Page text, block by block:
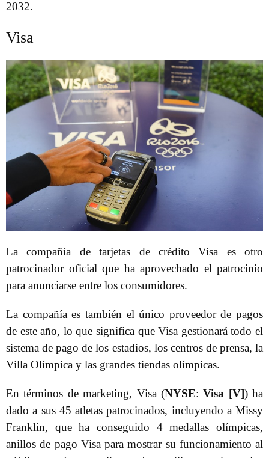
2032.
Visa
La compañía de tarjetas de crédito Visa es otro
patrocinador oficial que ha aprovechado el patrocinio
para anunciarse entre los consumidores.
La compañía es también el único proveedor de pagos
de este año, lo que significa que Visa gestionará todo el
sistema de pago de los estadios, los centros de prensa, la
Villa Olímpica y las grandes tiendas olímpicas.
En términos de marketing, Visa (NYSE:Visa [V]) ha
dado a sus 45 atletas patrocinados, incluyendo a Missy
Franklin, que ha conseguido 4 medallas olímpicas,
anillos de pago Visa para mostrar su funcionamiento al